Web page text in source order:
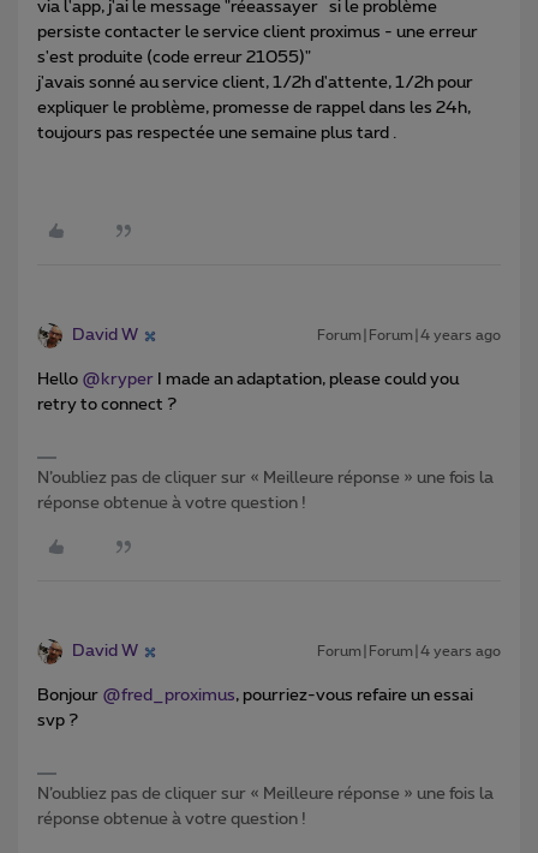
via l'app, j'ai le message "réeassayer si le problème
persiste contacter le service client proximus - une erreur
s'est produite (code erreur 21055)"
j'avais sonné au service client, 1/2h d'attente, 1/2h pour
expliquer le problème, promesse de rappel dans les 24h,
toujours pas respectée une semaine plus tard .
David W Forum|Forum|4 years ago
Hello @kryper I made an adaptation, please could you
retry to connect ?
N’oubliez pas de cliquer sur « Meilleure réponse » une fois la
réponse obtenue à votre question !
David W Forum|Forum|4 years ago
Bonjour @fred_proximus, pourriez-vous refaire un essai
svp ?
N’oubliez pas de cliquer sur « Meilleure réponse » une fois la
réponse obtenue à votre question !